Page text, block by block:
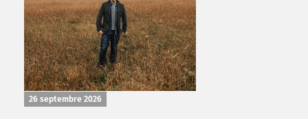
26 septembre 2026